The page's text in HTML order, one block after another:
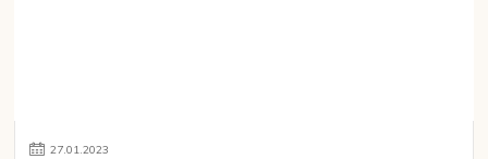
27.01.2023